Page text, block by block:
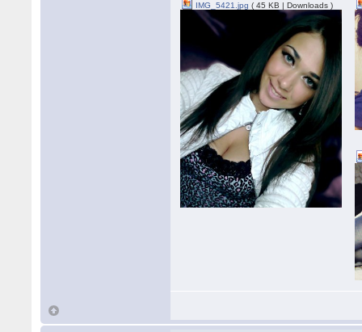
IMG_5421.jpg ( 45 KB | Downloads )